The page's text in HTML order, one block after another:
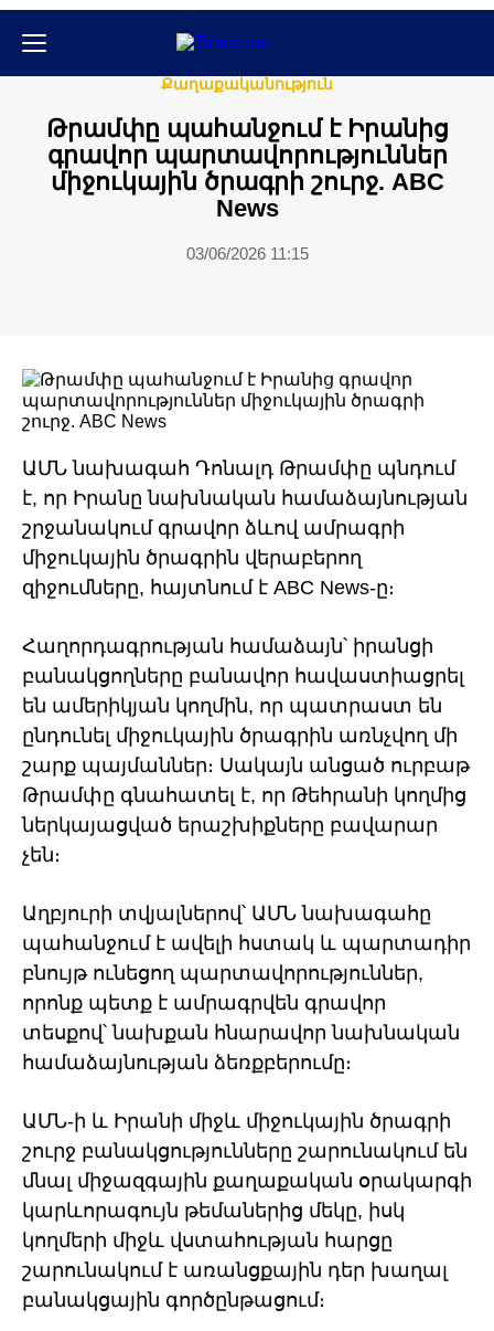
Քաղաքականություն
Թրամփը պահանջում է Իրանից
գրավոր պարտավորություններ
միջուկային ծրագրի շուրջ. ABC
News
03/06/2026 11:15
ԱՄՆ նախագահ Դոնալդ Թրամփը պնդում
է, որ Իրանը նախնական համաձայնության
շրջանակում գրավոր ձևով ամրագրի
միջուկային ծրագրին վերաբերող
զիջումները, հայտնում է ABC News-ը։
Հաղորդագրության համաձայն՝ իրանցի
բանակցողները բանավոր հավաստիացրել
են ամերիկյան կողմին, որ պատրաստ են
ընդունել միջուկային ծրագրին առնչվող մի
շարք պայմաններ։ Սակայն անցած ուրբաթ
Թրամփը գնահատել է, որ Թեհրանի կողմից
ներկայացված երաշխիքները բավարար
չեն։
Աղբյուրի տվյալներով՝ ԱՄՆ նախագահը
պահանջում է ավելի հստակ և պարտադիր
բնույթ ունեցող պարտավորություններ,
որոնք պետք է ամրագրվեն գրավոր
տեսքով՝ նախքան հնարավոր նախնական
համաձայնության ձեռքբերումը։
ԱՄՆ-ի և Իրանի միջև միջուկային ծրագրի
շուրջ բանակցությունները շարունակում են
մնալ միջազգային քաղաքական օրակարգի
կարևորագույն թեմաներից մեկը, իսկ
կողմերի միջև վստահության հարցը
շարունակում է առանցքային դեր խաղալ
բանակցային գործընթացում։